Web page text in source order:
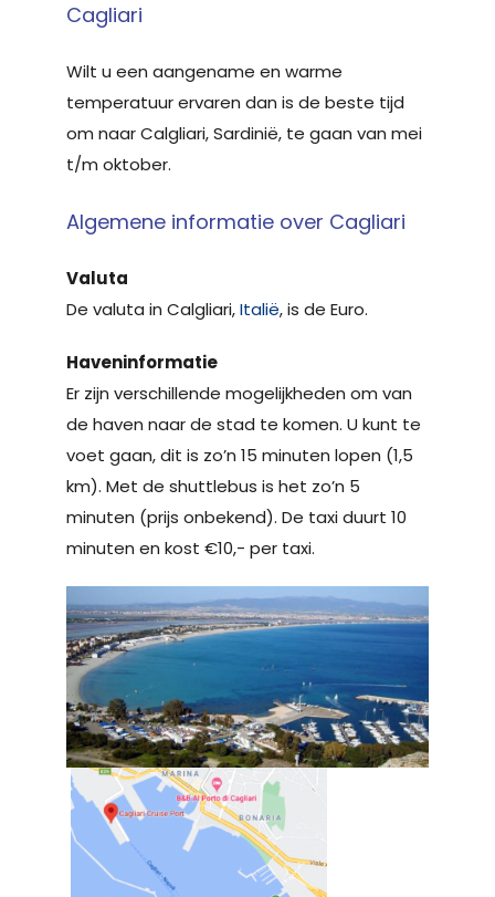
Cagliari
Wilt u een aangename en warme
temperatuur ervaren dan is de beste tijd
om naar Calgliari, Sardinië, te gaan van mei
t/m oktober.
Algemene informatie over Cagliari
Valuta
De valuta in Calgliari,Italië, is de Euro.
Haveninformatie
Er zijn verschillende mogelijkheden om van
de haven naar de stad te komen. U kunt te
voet gaan, dit is zo’n 15 minuten lopen (1,5
km). Met de shuttlebus is het zo’n 5
minuten (prijs onbekend). De taxi duurt 10
minuten en kost €10,- per taxi.